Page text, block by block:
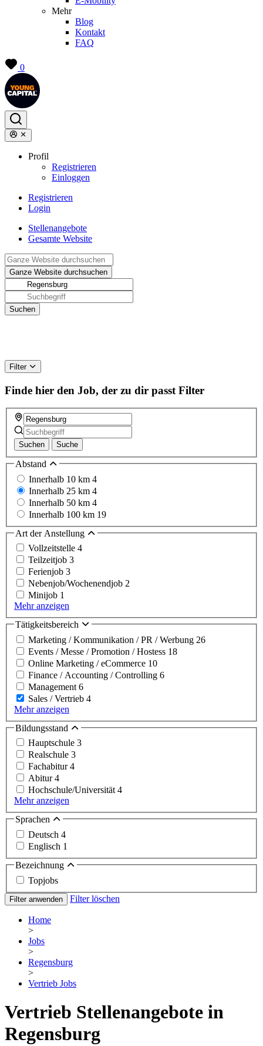
Mehr
Blog
Kontakt
FAQ
0
Profil
Registrieren
Einloggen
Registrieren
Login
Stellenangebote
Gesamte Website
Filter
Finde hier den Job, der zu dir passt Filter
Suchen Suche
Abstand
Innerhalb 10 km 4
Innerhalb 25 km 4
Innerhalb 50 km 4
Innerhalb 100 km 19
Art der Anstellung
Vollzeitstelle 4
Teilzeitjob 3
Ferienjob 3
Nebenjob/Wochenendjob 2
Minijob 1
Mehr anzeigen
Tätigkeitsbereich
Marketing / Kommunikation / PR / Werbung 26
Events / Messe / Promotion / Hostess 18
Online Marketing / eCommerce 10
Finance / Accounting / Controlling 6
Management 6
Sales / Vertrieb 4
Mehr anzeigen
Bildungsstand
Hauptschule 3
Realschule 3
Fachabitur4
Abitur4
Hochschule/Universität4
Mehr anzeigen
Sprachen
Deutsch 4
Englisch 1
Bezeichnung
Topjobs
Filter anwenden Filter löschen
Home
>
Jobs
>
Regensburg
>
Vertrieb Jobs
Vertrieb Stellenangebote in
Regensburg